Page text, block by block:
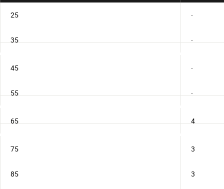
25 -
35 -
45 -
55 -
65 4
75 3
85 3